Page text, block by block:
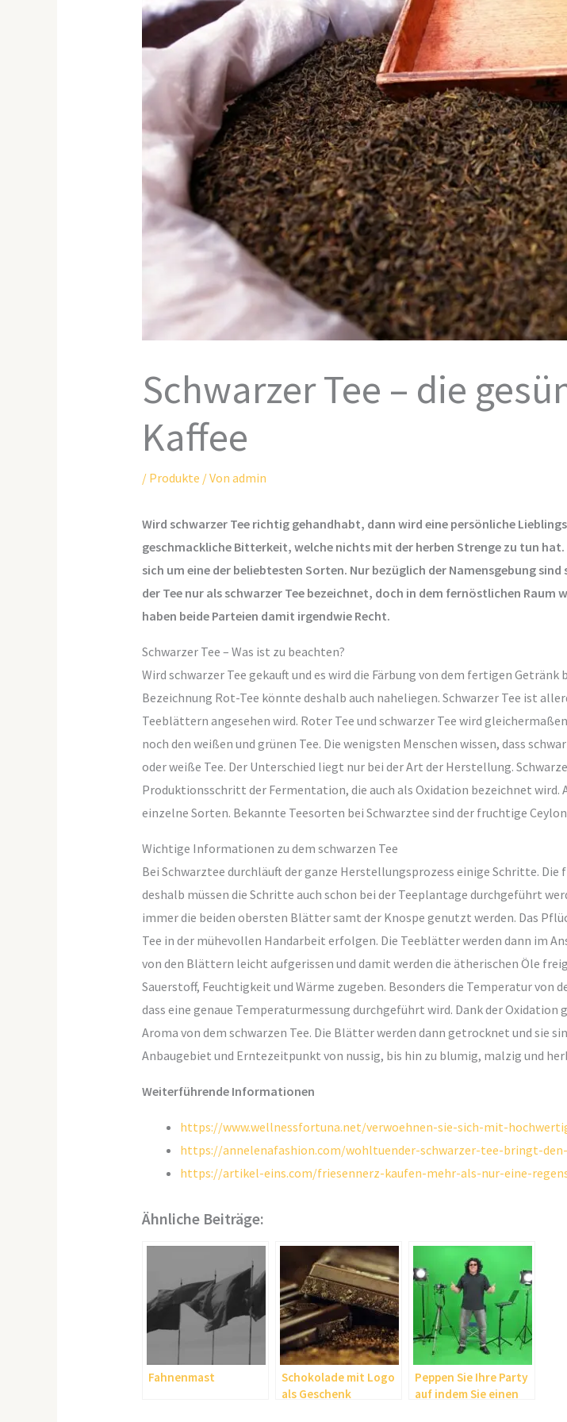
Schwarzer Tee – die
Kaffee
/ Produkte / Von admin
Wird schwarzer Tee richtig gehandhabt, dann wird eine persönliche
geschmackliche Bitterkeit, welche nichts mit der herben Strenge zu tun
sich um eine der beliebtesten Sorten. Nur bezüglich der Namensgebung
der Tee nur als schwarzer Tee bezeichnet, doch in dem fernöstlichen Raum
haben beide Parteien damit irgendwie Recht.
Schwarzer Tee – Was ist zu beachten?
Wird schwarzer Tee gekauft und es wird die Färbung von dem fertigen
Bezeichnung Rot-Tee könnte deshalb auch naheliegen. Schwarzer Tee ist
Teeblättern angesehen wird. Roter Tee und schwarzer Tee wird
noch den weißen und grünen Tee. Die wenigsten Menschen wissen, dass
oder weiße Tee. Der Unterschied liegt nur bei der Art der Herstellung.
Produktionsschritt der Fermentation, die auch als Oxidation bezeichnet wird.
einzelne Sorten. Bekannte Teesorten bei Schwarztee sind der fruchtige
Wichtige Informationen zu dem schwarzen Tee
Bei Schwarztee durchläuft der ganze Herstellungsprozess einige Schritte.
deshalb müssen die Schritte auch schon bei der Teeplantage durchgeführt
immer die beiden obersten Blätter samt der Knospe genutzt werden. Das
Tee in der mühevollen Handarbeit erfolgen. Die Teeblätter werden dann im
von den Blättern leicht aufgerissen und damit werden die ätherischen Öle
Sauerstoff, Feuchtigkeit und Wärme zugeben. Besonders die Temperatur
dass eine genaue Temperaturmessung durchgeführt wird. Dank der
Aroma von dem schwarzen Tee. Die Blätter werden dann getrocknet und sie
Anbaugebiet und Erntezeitpunkt von nussig, bis hin zu blumig, malzig und
Weiterführende Informationen
https://www.wellnessfortuna.net/verwoehnen-sie-sich-mit-
https://annelenafashion.com/wohltuender-schwarzer-tee-bringt-
https://artikel-eins.com/friesennerz-kaufen-mehr-als-nur-eine-
Ähnliche Beiträge:
Fahnenmast
Schokolade mit Logo
als Geschenk
Peppen Sie Ihre Party
auf indem Sie einen